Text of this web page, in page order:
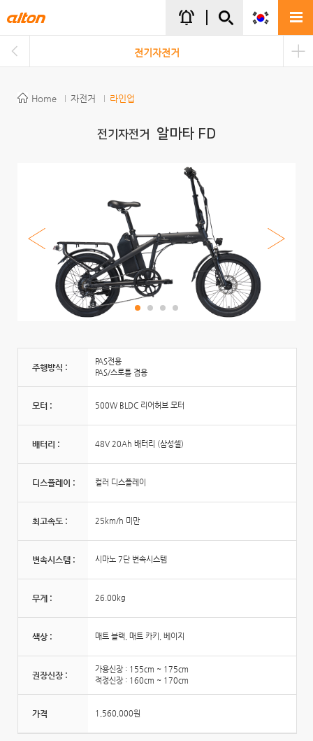
notifications_active
전기자전거
Home 자전거 라인업
전기자전거 알마타 FD
주행방식 :
PAS전용
PAS/스로틀 겸용
모터 : 500W BLDC 리어허브 모터
배터리 : 48V 20Ah 배터리 (삼성셀)
디스플레이 : 컬러 디스플레이
최고속도 : 25km/h 미만
변속시스템 : 시마노 7단 변속시스템
무게 : 26.00kg
색상 : 매트 블랙, 매트 카키, 베이지
권장신장 :
가용신장 : 155cm ~ 175cm
적정신장 : 160cm ~ 170cm
가격 1,560,000원